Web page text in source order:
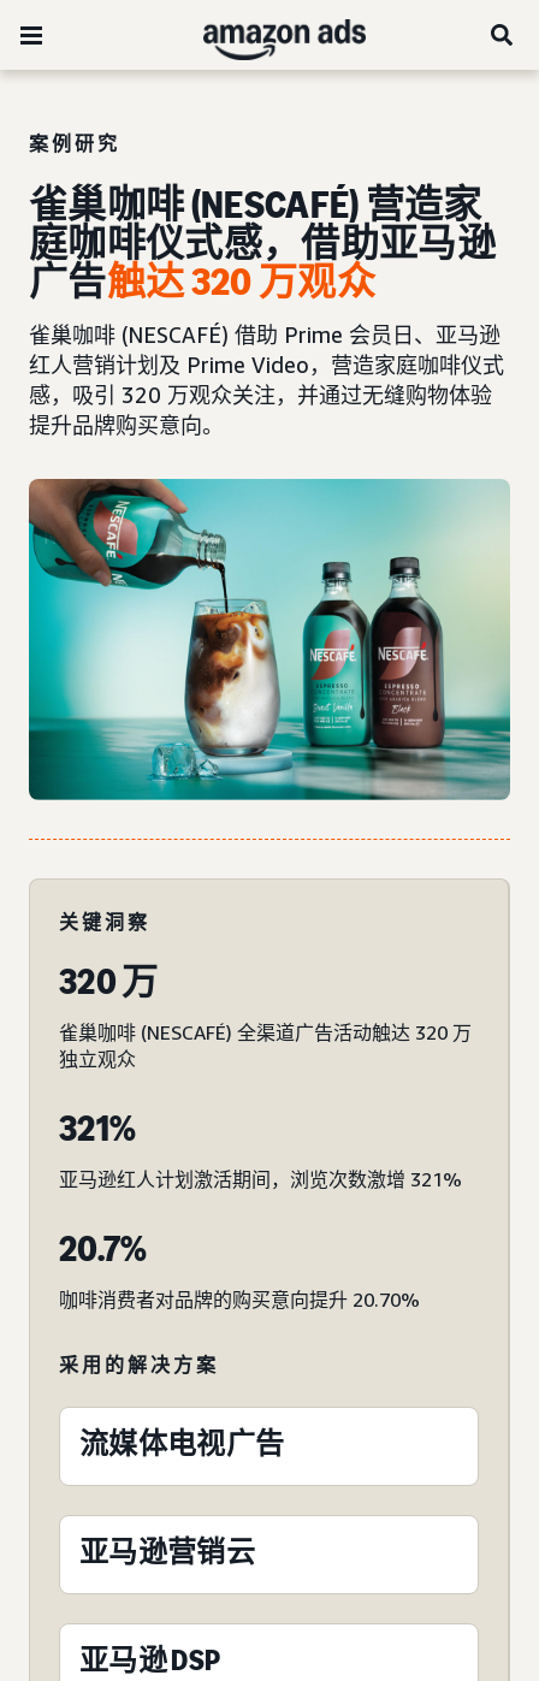
案例研究
雀巢咖啡 (NESCAFÉ) 营造家
庭咖啡仪式感，借助亚马逊
广告触达 320 万观众
雀巢咖啡 (NESCAFÉ) 借助 Prime 会员日、亚马逊
红人营销计划及 Prime Video，营造家庭咖啡仪式
感，吸引 320 万观众关注，并通过无缝购物体验
提升品牌购买意向。
关键洞察
320 万
雀巢咖啡 (NESCAFÉ) 全渠道广告活动触达 320 万
独立观众
321%
亚马逊红人计划激活期间，浏览次数激增 321%
20.7%
咖啡消费者对品牌的购买意向提升 20.70%
采用的解决方案
流媒体电视广告
亚马逊营销云
亚马逊 DSP